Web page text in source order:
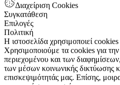
Διαχείριση Cookies
Συγκατάθεση
Επιλογές
Πολιτική
Η ιστοσελίδα χρησιμοποιεί cookies
Χρησιμοποιούμε τα cookies για
περιεχομένου και των
των μέσων κοινωνικής δικτύωσης
επισκεψιμότητάς μας. Επίσης,